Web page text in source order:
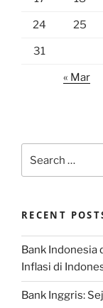
24 25
31
« Mar
for:
RECENT
Bank Indonesia
Inflasi di
Bank Inggris: